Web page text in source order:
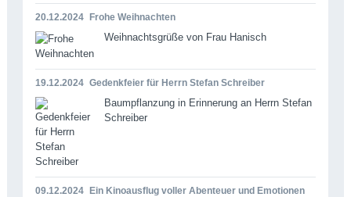
20.12.2024 Frohe Weihnachten
Weihnachtsgrüße von Frau Hanisch
19.12.2024 Gedenkfeier für Herrn Stefan Schreiber
Baumpflanzung in Erinnerung an Herrn Stefan
Schreiber
09.12.2024 Ein Kinoausflug voller Abenteuer und Emotionen